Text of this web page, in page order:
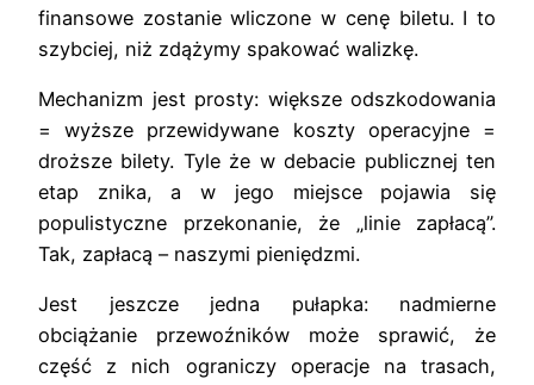
finansowe zostanie wliczone w cenę biletu. I to
szybciej, niż zdążymy spakować walizkę.
Mechanizm jest prosty: większe odszkodowania
= wyższe przewidywane koszty operacyjne =
droższe bilety. Tyle że w debacie publicznej ten
etap znika, a w jego miejsce pojawia się
populistyczne przekonanie, że „linie zapłacą”.
Tak, zapłacą – naszymi pieniędzmi.
Jest jeszcze jedna pułapka: nadmierne
obciążanie przewoźników może sprawić, że
część z nich ograniczy operacje na trasach,